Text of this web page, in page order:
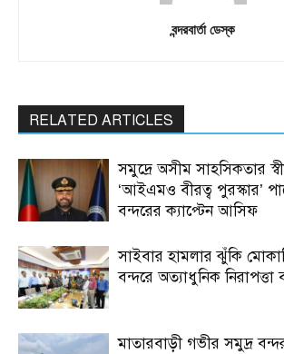
বন্দরবার্তা ডেস্ক
RELATED ARTICLES
সমুদ্রে অসীম সাহসিকতার
‘আইএমও বীরত্ব পুরস্কার’
বন্দরের ক্যাপ্টেন আসিফ
সাইবার হামলার ঝুঁকি
বন্দরে অত্যাধুনিক নিরাপত্তা
মাতারবাড়ী গভীর সমুদ্র